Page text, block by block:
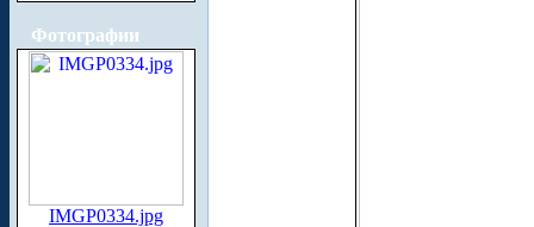
Фотографии
IMGP0334.jpg